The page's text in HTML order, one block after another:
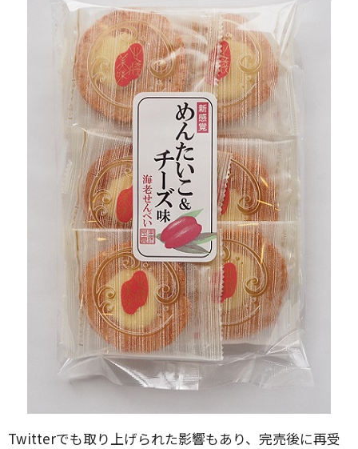
Twitterでも取り上げられた影響もあり、完売後に再受